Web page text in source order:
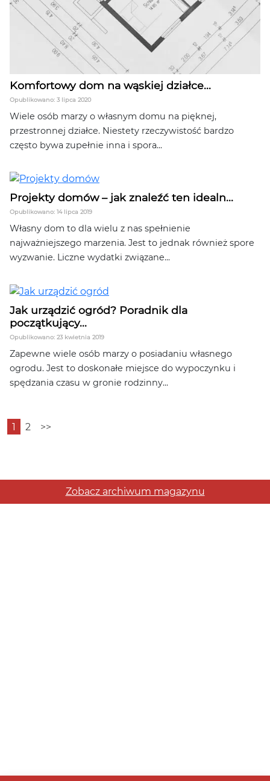
Komfortowy dom na wąskiej działce...
Opublikowano: 3 lipca 2020
Wiele osób marzy o własnym domu na pięknej,
przestronnej działce. Niestety rzeczywistość bardzo
często bywa zupełnie inna i spora...
Projekty domów – jak znaleźć ten idealn...
Opublikowano: 14 lipca 2019
Własny dom to dla wielu z nas spełnienie
najważniejszego marzenia. Jest to jednak również spore
wyzwanie. Liczne wydatki związane...
Jak urządzić ogród? Poradnik dla
początkujący...
Opublikowano: 23 kwietnia 2019
Zapewne wiele osób marzy o posiadaniu własnego
ogrodu. Jest to doskonałe miejsce do wypoczynku i
spędzania czasu w gronie rodzinny...
1 2 >>
Zobacz archiwum magazynu